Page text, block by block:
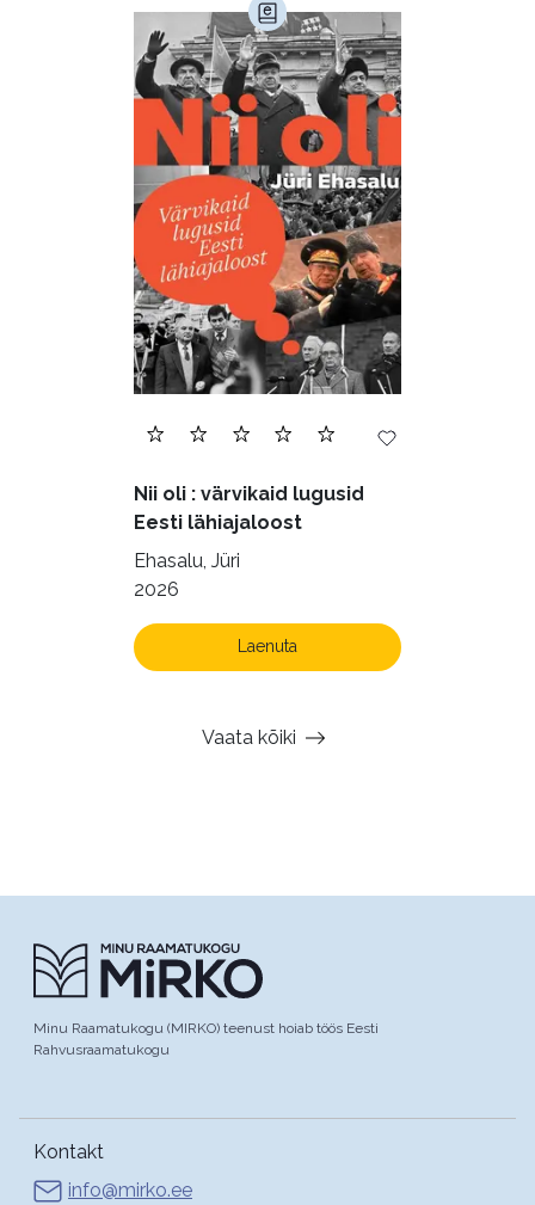
Nii oli : värvikaid lugusid
Eesti lähiajaloost
Ehasalu, Jüri
2026
Laenuta
Vaata kõiki
Minu Raamatukogu (MIRKO) teenust hoiab töös Eesti
Rahvusraamatukogu
Kontakt
info@mirko.ee